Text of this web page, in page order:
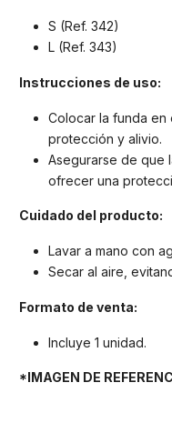
S (Ref. 342)
L (Ref. 343)
Instrucciones de uso:
Colocar la funda
protección y alivio.
Asegurarse de que
ofrecer una
Cuidado del producto:
Lavar a mano con
Secar al aire,
Formato de venta:
Incluye 1 unidad.
*IMAGEN DE